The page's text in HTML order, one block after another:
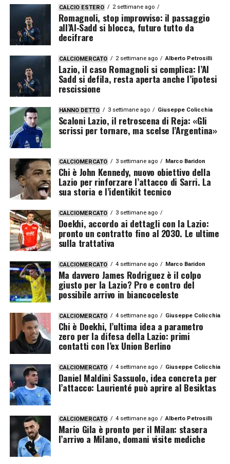
CALCIO ESTERO 2 settimane ago
Romagnoli, stop improvviso: il passaggio
all’Al‑Sadd si blocca, futuro tutto da
decifrare
CALCIOMERCATO 2 settimane ago Alberto Petrosilli
Lazio, il caso Romagnoli si complica: l’Al
Sadd si defila, resta aperta anche l’ipotesi
rescissione
HANNO DETTO 3 settimane ago Giuseppe Colicchia
Scaloni Lazio, il retroscena di Reja: «Gli
scrissi per tornare, ma scelse l’Argentina»
CALCIOMERCATO 3 settimane ago Marco Baridon
Chi è John Kennedy, nuovo obiettivo della
Lazio per rinforzare l’attacco di Sarri. La
sua storia e l’identikit tecnico
CALCIOMERCATO 3 settimane ago
Doekhi, accordo ai dettagli con la Lazio:
pronto un contratto fino al 2030. Le ultime
sulla trattativa
CALCIOMERCATO 4 settimane ago Marco Baridon
Ma davvero James Rodriguez è il colpo
giusto per la Lazio? Pro e contro del
possibile arrivo in biancoceleste
CALCIOMERCATO 4 settimane ago Giuseppe Colicchia
Chi è Doekhi, l’ultima idea a parametro
zero per la difesa della Lazio: primi
contatti con l’ex Union Berlino
CALCIOMERCATO 4 settimane ago Giuseppe Colicchia
Daniel Maldini Sassuolo, idea concreta per
l’attacco: Laurienté può aprire al Besiktas
CALCIOMERCATO 4 settimane ago Alberto Petrosilli
Mario Gila è pronto per il Milan: stasera
l’arrivo a Milano, domani visite mediche